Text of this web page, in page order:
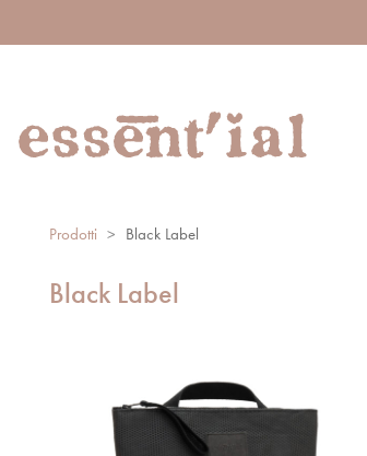
Prodotti > Black Label
Black Label